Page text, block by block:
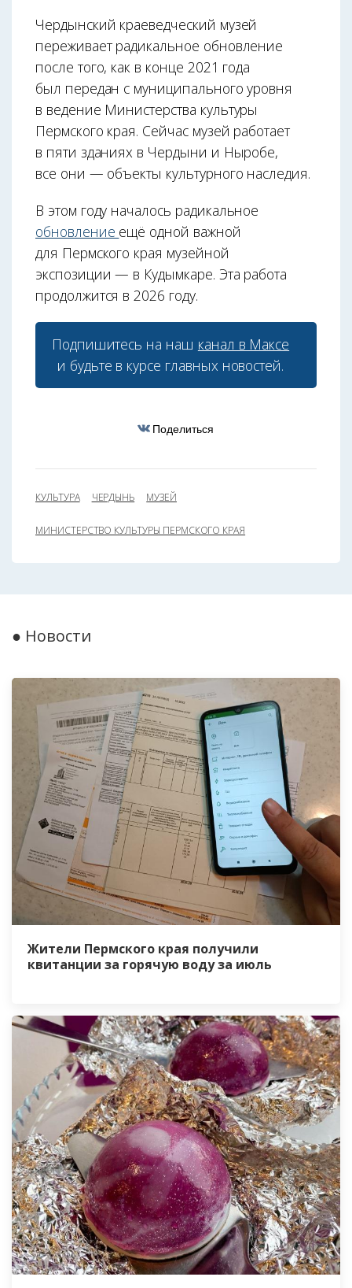
Чердынский краеведческий музей
переживает радикальное обновление
после того, как в конце 2021 года
был передан с муниципального уровня
в ведение Министерства культуры
Пермского края. Сейчас музей работает
в пяти зданиях в Чердыни и Ныробе,
все они — объекты культурного наследия.
В этом году началось радикальное
обновление ещё одной важной
для Пермского края музейной
экспозиции — в Кудымкаре. Эта работа
продолжится в 2026 году.
Подпишитесь на наш канал в Максе
и будьте в курсе главных новостей.
Поделиться
КУЛЬТУРА ЧЕРДЫНЬ МУЗЕЙ
МИНИСТЕРСТВО КУЛЬТУРЫ ПЕРМСКОГО КРАЯ
● Новости
Жители Пермского края получили
квитанции за горячую воду за июль